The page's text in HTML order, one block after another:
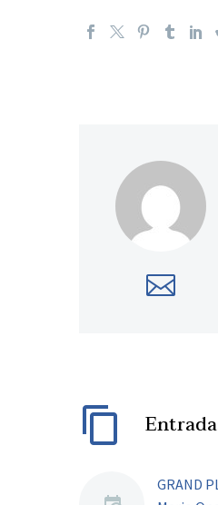
GRAND